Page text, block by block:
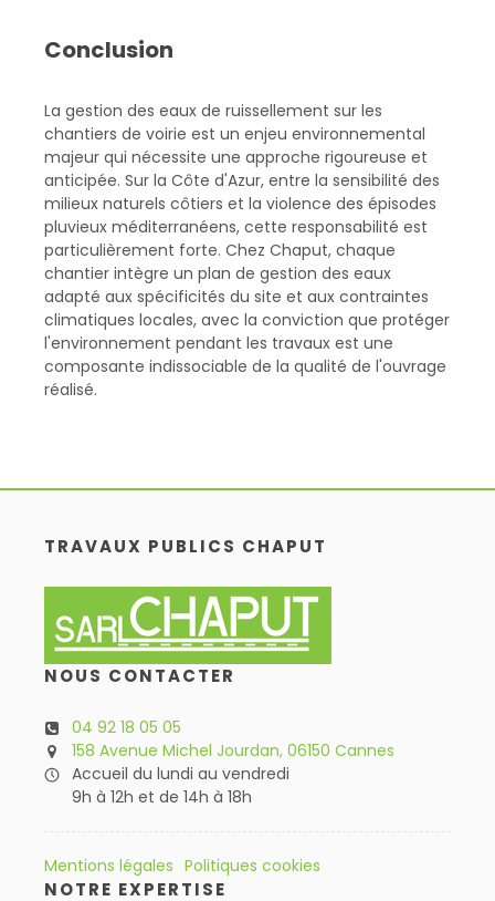
Conclusion
La gestion des eaux de ruissellement sur les
chantiers de voirie est un enjeu environnemental
majeur qui nécessite une approche rigoureuse et
anticipée. Sur la Côte d'Azur, entre la sensibilité des
milieux naturels côtiers et la violence des épisodes
pluvieux méditerranéens, cette responsabilité est
particulièrement forte. Chez Chaput, chaque
chantier intègre un plan de gestion des eaux
adapté aux spécificités du site et aux contraintes
climatiques locales, avec la conviction que protéger
l'environnement pendant les travaux est une
composante indissociable de la qualité de l'ouvrage
réalisé.
TRAVAUX PUBLICS CHAPUT
NOUS CONTACTER
04 92 18 05 05
158 Avenue Michel Jourdan, 06150 Cannes
Accueil du lundi au vendredi
9h à 12h et de 14h à 18h
Mentions légales Politiques cookies
NOTRE EXPERTISE